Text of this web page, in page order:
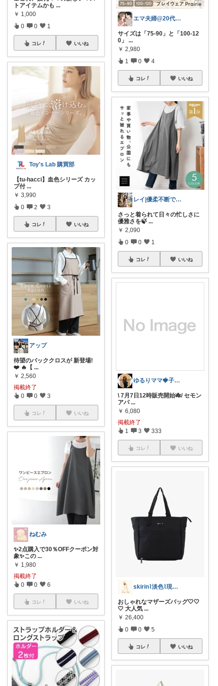
トアイテムかも ...
￥ 1,000
0 0 1
コレ いいね
Toy's Lab 購買部
【tu-hacci】血色シリーズ カッ
プ付 ...
￥ 3,990
0 2 3
コレ いいね
アップ
待望のバッククロスが 新登場!
❤️ 🔥【 ...
￥ 2,560
掲載終了
0 0 3
コレ いいね
ねむみ
✨2点購入で30％OFFクーポン対
象✨この ...
￥ 1,980
掲載終了
0 0 6
コレ いいね
エマ夫婦@20代共働き
サイズは「75-90」と「100-12
0」
...
￥ 2,980
1 0 4
コレ いいね
レイ|優柔不断で選べない🥲
さっと着られて日々の忙しさに
優雅さを🍃 ...
￥ 2,090
0 0 1
コレ いいね
ゆるりママ🍓子ども服♡インテリア雑貨♡
\ 7月7日12時販売開始🎋/ セモン
アパ ...
￥ 6,080
掲載終了
1 3 333
コレ いいね
skirin⌇淡色⌇現役保育士ママ
おしゃれなマザーズバッグ🤍🤍
🤍 大人気 ...
￥ 26,400
0 0 5
コレ いいね